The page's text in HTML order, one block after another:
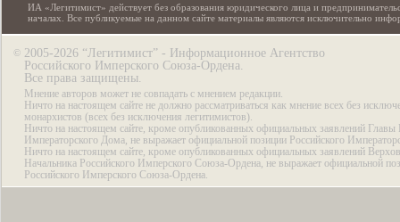
ИА «Легитимист» действует без образования юридического лица и
началах. Все публикуемые на данном сайте материалы являются исключительно
© 2005-2026 “Легитимист” - Информационное Агентство
Российского Имперского Союза-Ордена.
Все права защищены.
Мнение авторов может не совпадать с мнением редакции.
Ничто на настоящем сайте не должно рассматриваться как мнение всех без
монархистов (всех без исключения легитимистов).
Ничто на настоящем сайте, кроме опубликованных официальных заявлений Главы
Императорского Дома, не выражает официальной позиции Российского
Ничто на настоящем сайте, кроме опубликованных официальных заявлений
Начальника Российского Имперского Союза-Ордена, не выражает официальной
Российского Имперского Союза-Ордена.